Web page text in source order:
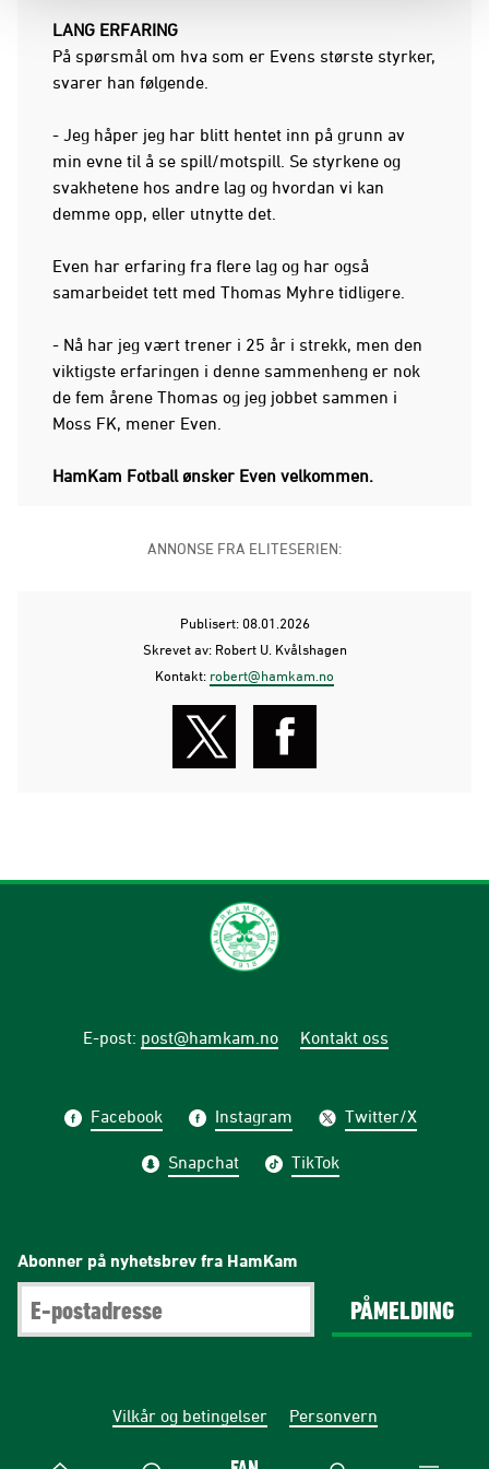
LANG ERFARING
På spørsmål om hva som er Evens største styrker,
svarer han følgende.
- Jeg håper jeg har blitt hentet inn på grunn av
min evne til å se spill/motspill. Se styrkene og
svakhetene hos andre lag og hvordan vi kan
demme opp, eller utnytte det.
Even har erfaring fra flere lag og har også
samarbeidet tett med Thomas Myhre tidligere.
- Nå har jeg vært trener i 25 år i strekk, men den
viktigste erfaringen i denne sammenheng er nok
de fem årene Thomas og jeg jobbet sammen i
Moss FK, mener Even.
HamKam Fotball ønsker Even velkommen.
ANNONSE FRA ELITESERIEN:
Publisert: 08.01.2026
Skrevet av: Robert U. Kvålshagen
Kontakt: robert@hamkam.no
E-post: post@hamkam.no Kontakt oss
Facebook Instagram Twitter/X
Snapchat TikTok
Abonner på nyhetsbrev fra HamKam
PÅMELDING
Vilkår og betingelser Personvern